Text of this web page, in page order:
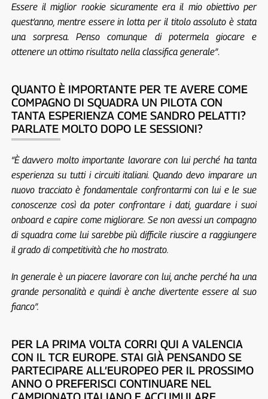
Essere il miglior rookie sicuramente era il mio obiettivo per
quest’anno, mentre essere in lotta per il titolo assoluto è stata
una sorpresa. Penso comunque di potermela giocare e
ottenere un ottimo risultato nella classifica generale”.
QUANTO È IMPORTANTE PER TE AVERE COME
COMPAGNO DI SQUADRA UN PILOTA CON
TANTA ESPERIENZA COME SANDRO PELATTI?
PARLATE MOLTO DOPO LE SESSIONI?
“È davvero molto importante lavorare con lui perché ha tanta
esperienza su tutti i circuiti italiani. Quando devo imparare un
nuovo tracciato è fondamentale confrontarmi con lui e le sue
conoscenze così da poter confrontare i dati, guardare i suoi
onboard e capire come migliorare. Se non avessi un compagno
di squadra come lui sarebbe più difficile riuscire a raggiungere
il grado di competitività che ho mostrato.
In generale è un piacere lavorare con lui, anche perché ha una
grande personalità e quindi è anche divertente essere al suo
fianco”.
PER LA PRIMA VOLTA CORRI QUI A VALENCIA
CON IL TCR EUROPE. STAI GIÀ PENSANDO SE
PARTECIPARE ALL’EUROPEO PER IL PROSSIMO
ANNO O PREFERISCI CONTINUARE NEL